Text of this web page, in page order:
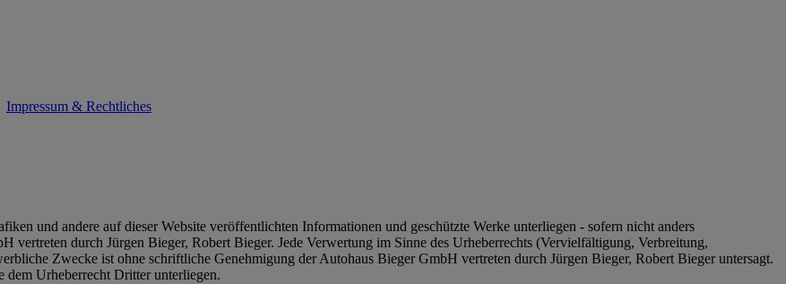
Impressum & Rechtliches
und andere auf dieser Website veröffentlichten Informationen und geschützte Werke unterliegen ‐ sofern nicht anders
vertreten durch Jürgen Bieger, Robert Bieger. Jede Verwertung im Sinne des Urheberrechts (Vervielfältigung, Verbreitung,
Zwecke ist ohne schriftliche Genehmigung der Autohaus Bieger GmbH vertreten durch Jürgen Bieger, Robert Bieger untersagt.
dem Urheberrecht Dritter unterliegen.